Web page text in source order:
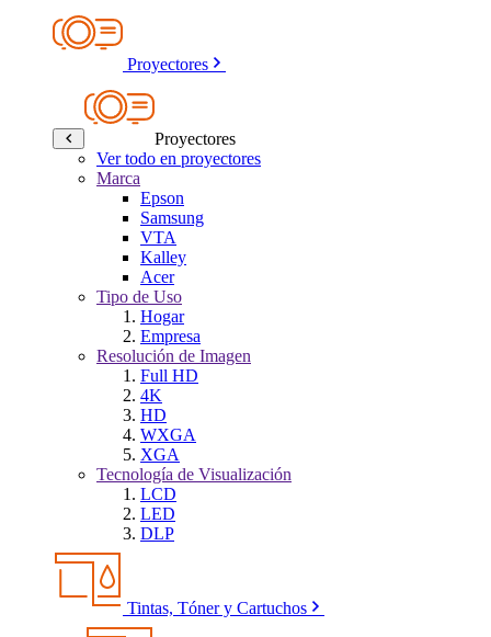
Proyectores
Proyectores
Ver todo en proyectores
Marca
Epson
Samsung
VTA
Kalley
Acer
Tipo de Uso
Hogar
Empresa
Resolución de Imagen
Full HD
4K
HD
WXGA
XGA
Tecnología de Visualización
LCD
LED
DLP
Tintas, Tóner y Cartuchos